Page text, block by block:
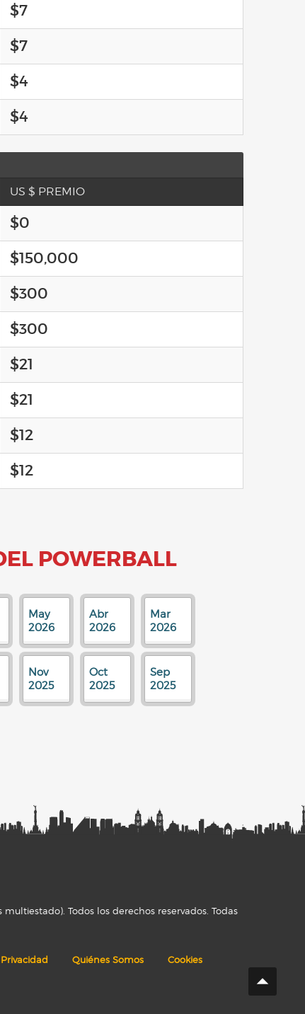
$7
$7
$4
$4
US $ PREMIO
$0
$150,000
$300
$300
$21
$21
$12
$12
POWERBALL
May
2026
Abr
2026
Mar
2026
Nov
2025
Oct
2025
Sep
2025
Todos los derechos reservados. Todas
Quiénes Somos Cookies